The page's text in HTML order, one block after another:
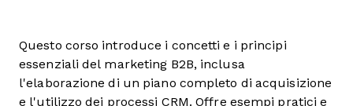
Questo corso introduce i concetti e i principi
essenziali del marketing B2B, inclusa
l'elaborazione di un piano completo di acquisizione
e l'utilizzo dei processi CRM. Offre esempi pratici e